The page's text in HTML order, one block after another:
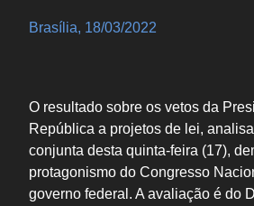
Brasília, 18/03/2022
O resultado sobre os vetos da
República a projetos de lei,
conjunta desta quinta-feira (17),
protagonismo do Congresso
governo federal. A avaliação é do